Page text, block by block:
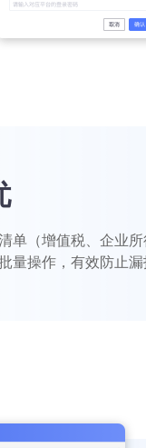
单（增值税、企业所
量操作，有效防止漏